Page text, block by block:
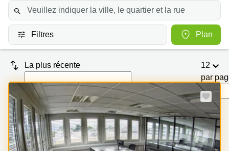
d'affaires
Coworking
Salle
de
virtuel
Bureau
à louer
Genève
Bureau à
louer
Zurich
Coworking
Genève
Coworking
Lausanne
Place de
la Gare
12
Lausanne
Rue du
la-
1
Genève
Rue de
la Cité
1
Genève
Prix
Connexion
Choisissez une langue
Switzerland
Filtres Plan
La plus récente
12
par